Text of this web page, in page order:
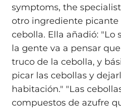
symptoms, the
otro ingrediente
cebolla. Ella añadió: "Lo
la gente va a pensar
truco de la cebolla, y
picar las cebollas y
habitación." "Las
compuestos de azufre